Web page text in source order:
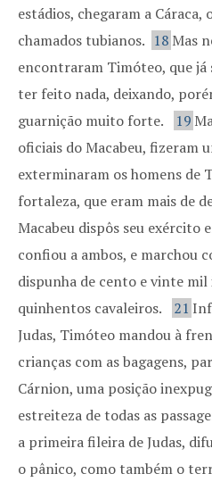
estádios, chegaram a Cáraca,
chamados tubianos. 18 Mas
encontraram Timóteo, que já
ter feito nada, deixando,
guarnição muito forte.
19
oficiais do Macabeu, fizeram
exterminaram os homens de
fortaleza, que eram mais de
Macabeu dispôs seu exército
confiou a ambos, e marchou
dispunha de cento e vinte
quinhentos cavaleiros.
21
Judas, Timóteo mandou à
crianças com as bagagens,
Cárnion, uma posição
estreiteza de todas as
a primeira fileira de Judas,
o pânico, como também o